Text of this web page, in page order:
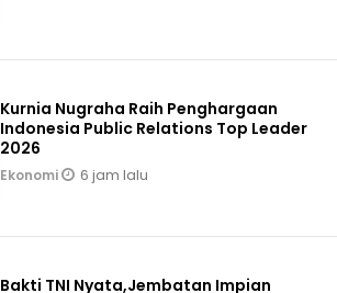
Kurnia Nugraha Raih Penghargaan
Indonesia Public Relations Top Leader
2026
Ekonomi 6 jam lalu
Bakti TNI Nyata,Jembatan Impian